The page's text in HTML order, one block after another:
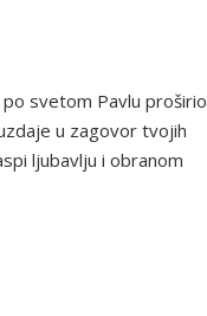
svetom Pavlu proširio
u zagovor tvojih
ljubavlju i obranom